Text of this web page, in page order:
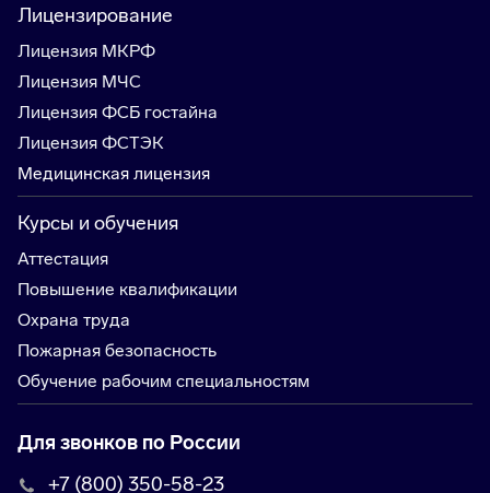
Лицензирование
Лицензия МКРФ
Лицензия МЧС
Лицензия ФСБ гостайна
Лицензия ФСТЭК
Медицинская лицензия
Курсы и обучения
Аттестация
Повышение квалификации
Охрана труда
Пожарная безопасность
Обучение рабочим специальностям
Для звонков по России
+7 (800) 350-58-23